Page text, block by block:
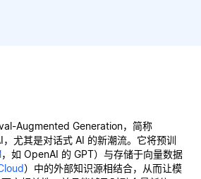
Augmented Generation，简称
，尤其是对话式 AI 的新潮流。它将预训
，如 OpenAI 的 GPT）与存储于向量数据
）中的外部知识源相结合，从而让模